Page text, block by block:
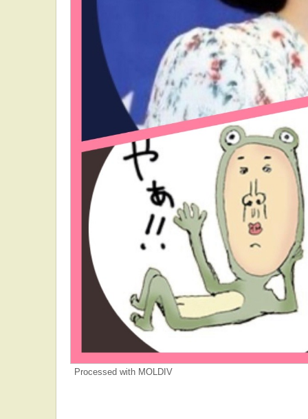
Processed with MOLDIV